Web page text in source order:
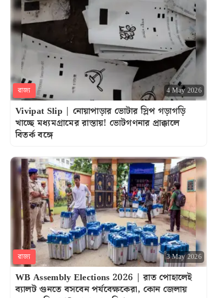
রাজ্য 4 May 2026
Vivipat Slip | নোয়াপাড়ার ভোটার স্লিপ গড়াগড়ি
খাচ্ছে মধ্যমগ্রামের রাস্তায়! ভোটগণনার প্রাক্কালে
বিতর্ক বঙ্গে
রাজ্য 3 May 2026
WB Assembly Elections 2026 | রাত পোহালেই
ব্যালট গুনতে বসবেন পর্যবেক্ষকেরা, কোন জেলায়